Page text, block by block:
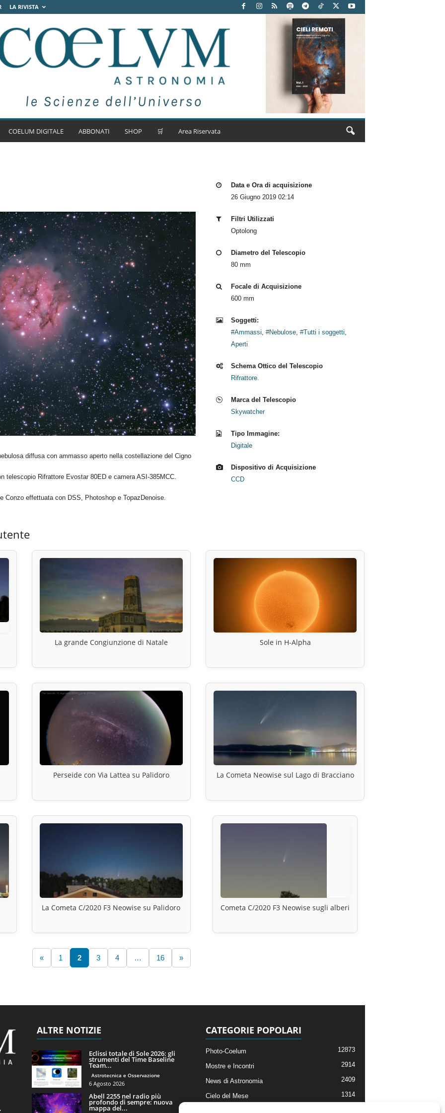
LA RIVISTA
COELUM DIGITALE ABBONATI SHOP 🛒 Area Riservata
diffusa con ammasso aperto nella costellazione del Cigno
telescopio Rifrattore Evostar 80ED e camera ASI-385MCC.
Conzo effettuata con DSS, Photoshop e TopazDenoise.
Data e Ora di acquisizione
26 Giugno 2019 02:14
Filtri Utilizzati
Optolong
Diametro del Telescopio
80 mm
Focale di Acquisizione
600 mm
Soggetti:
#Ammassi, #Nebulose, #Tutti i soggetti,
Aperti
Schema Ottico del Telescopio
Rifrattore.
Marca del Telescopio
Skywatcher
Tipo Immagine:
Digitale
Dispositivo di Acquisizione
CCD
La grande Congiunzione di Natale Sole in H-Alpha
Perseide con Via Lattea su Palidoro La Cometa Neowise sul Lago di Bracciano
La Cometa C/2020 F3 Neowise su Palidoro Cometa C/2020 F3 Neowise sugli alberi
« 1 2 3 4 … 16 »
ALTRE NOTIZIE
Eclissi totale di Sole 2026: gli
strumenti del Time Baseline
Team...
Astrotecnica e Osservazione
6 Agosto 2026
Abell 2255 nel radio più
profondo di sempre: nuova
mappa del...
CATEGORIE POPOLARI
Photo-Coelum 12873
Mostre e Incontri 2914
News di Astronomia 2409
Cielo del Mese 1314